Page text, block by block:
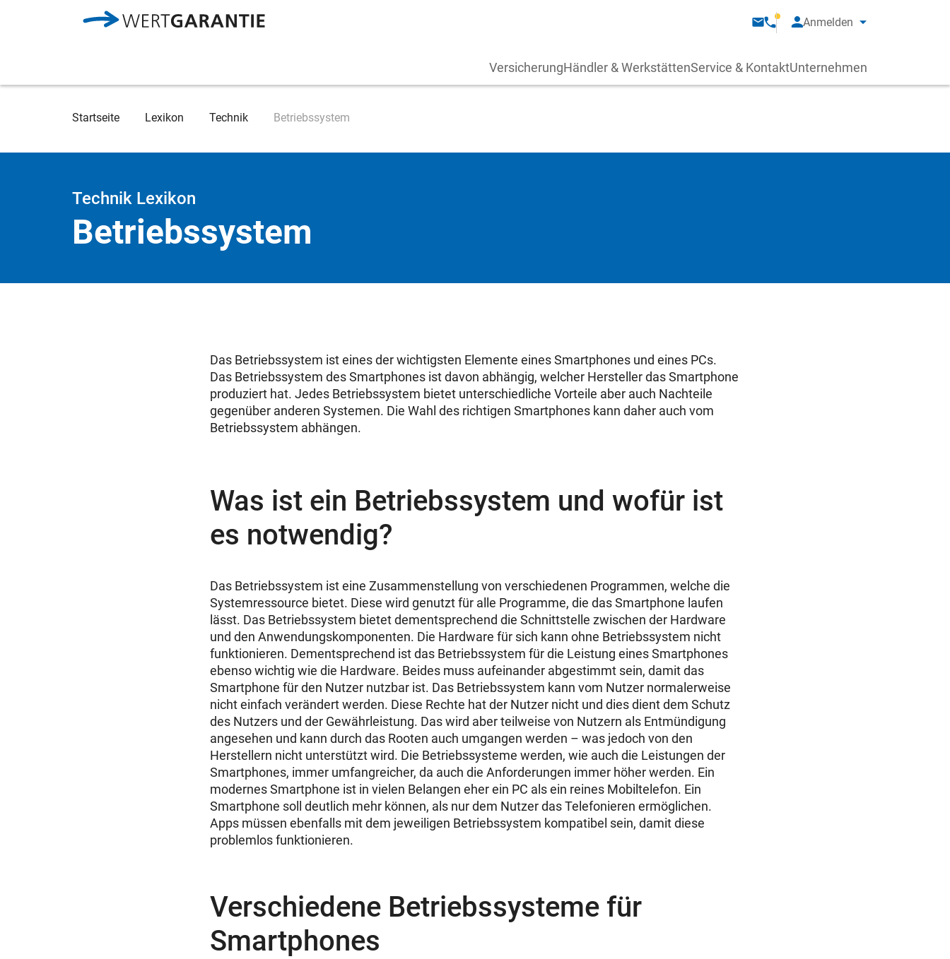
Anmelden
VersicherungHändler & WerkstättenService & KontaktUnternehmen
Breadcrumb
Startseite Lexikon Technik Betriebssystem
Technik Lexikon
Betriebssystem
Das Betriebssystem ist eines der wichtigsten Elemente eines Smartphones und eines PCs.
Das Betriebssystem des Smartphones ist davon abhängig, welcher Hersteller das Smartphone
produziert hat. Jedes Betriebssystem bietet unterschiedliche Vorteile aber auch Nachteile
gegenüber anderen Systemen. Die Wahl des richtigen Smartphones kann daher auch vom
Betriebssystem abhängen.
Was ist ein Betriebssystem und wofür ist
es notwendig?
Das Betriebssystem ist eine Zusammenstellung von verschiedenen Programmen, welche die
Systemressource bietet. Diese wird genutzt für alle Programme, die das Smartphone laufen
lässt. Das Betriebssystem bietet dementsprechend die Schnittstelle zwischen der Hardware
und den Anwendungskomponenten. Die Hardware für sich kann ohne Betriebssystem nicht
funktionieren. Dementsprechend ist das Betriebssystem für die Leistung eines Smartphones
ebenso wichtig wie die Hardware. Beides muss aufeinander abgestimmt sein, damit das
Smartphone für den Nutzer nutzbar ist. Das Betriebssystem kann vom Nutzer normalerweise
nicht einfach verändert werden. Diese Rechte hat der Nutzer nicht und dies dient dem Schutz
des Nutzers und der Gewährleistung. Das wird aber teilweise von Nutzern als Entmündigung
angesehen und kann durch das Rooten auch umgangen werden – was jedoch von den
Herstellern nicht unterstützt wird. Die Betriebssysteme werden, wie auch die Leistungen der
Smartphones, immer umfangreicher, da auch die Anforderungen immer höher werden. Ein
modernes Smartphone ist in vielen Belangen eher ein PC als ein reines Mobiltelefon. Ein
Smartphone soll deutlich mehr können, als nur dem Nutzer das Telefonieren ermöglichen.
Apps müssen ebenfalls mit dem jeweiligen Betriebssystem kompatibel sein, damit diese
problemlos funktionieren.
Verschiedene Betriebssysteme für
Smartphones